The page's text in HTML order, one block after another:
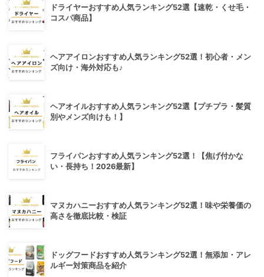
ドライヤーおすすめ人気ランキング52選【速乾・くせ毛・
コスパ商品】
ヘアアイロンおすすめ人気ランキング52選！初心者・メン
ズ向け・海外対応も♪
ヘアオイルおすすめ人気ランキング52選【プチプラ・髪質
別やメンズ向けも！】
フライパンおすすめ人気ランキング52選！【焦げ付かな
い・長持ち！2026最新】
マヌカハニーおすすめ人気ランキング52選！味や栄養価の
高さを徹底比較・検証
ドッグフードおすすめ人気ランキング52選！無添加・アレ
ルギー対策商品を紹介